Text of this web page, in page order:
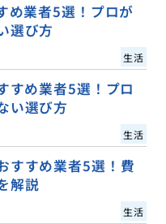
め業者5選！プロが
選び方
生活
すめ業者5選！プロ
い選び方
生活
すすめ業者5選！費
解説
生活